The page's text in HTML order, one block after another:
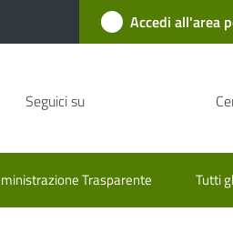
Accedi all'area
Seguici su
Trasparente Tutti